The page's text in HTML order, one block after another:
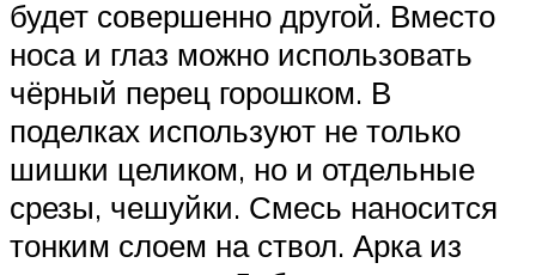
будет совершенно другой. Вместо
носа и глаз можно использовать
чёрный перец горошком. В
поделках используют не только
шишки целиком, но и отдельные
срезы, чешуйки. Смесь наносится
тонким слоем на ствол. Арка из